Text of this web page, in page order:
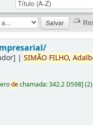
|SIMÃO FILHO,
dechamada:342.2 D598]